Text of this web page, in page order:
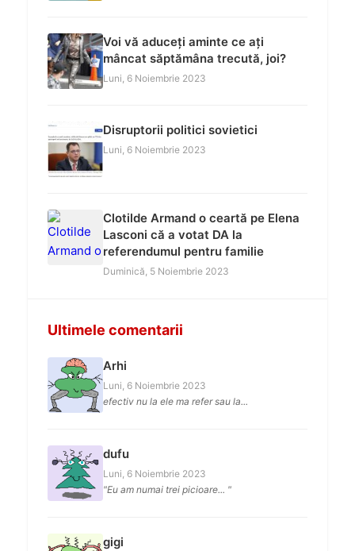
Voi vă aduceți aminte ce ați
mâncat săptămâna trecută, joi?
Luni, 6 Noiembrie 2023
Disruptorii politici sovietici
Luni, 6 Noiembrie 2023
Clotilde Armand o ceartă pe Elena
Lasconi că a votat DA la
referendumul pentru familie
Duminică, 5 Noiembrie 2023
Ultimele comentarii
Arhi
Luni, 6 Noiembrie 2023
efectiv nu la ele ma refer sau la...
dufu
Luni, 6 Noiembrie 2023
"Eu am numai trei picioare... "
gigi